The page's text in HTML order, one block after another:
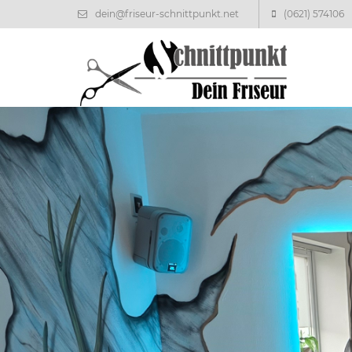
dein@friseur-schnittpunkt.net (0621) 574106